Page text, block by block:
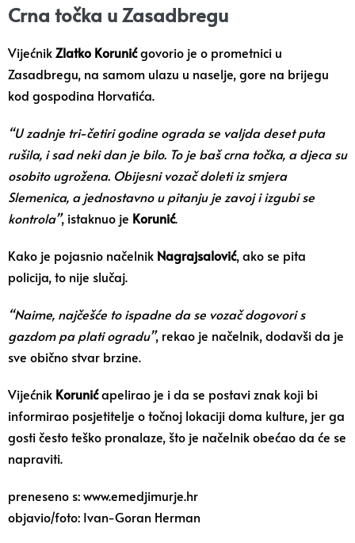
Crna točka u Zasadbregu
VijećnikZlatko Korunićgovorio je o prometnici u
Zasadbregu, na samom ulazu u naselje, gore na brijegu
kod gospodina Horvatića.
“U zadnje tri-četiri godine ograda se valjda deset puta
rušila, i sad neki dan je bilo. To je baš crna točka, a djeca su
osobito ugrožena. Obijesni vozač doleti iz smjera
Slemenica, a jednostavno u pitanju je zavoj i izgubi se
kontrola”, istaknuo je Korunić.
Kako je pojasnio načelnik Nagrajsalović, ako se pita
policija, to nije slučaj.
“Naime, najčešće to ispadne da se vozač dogovori s
gazdom pa plati ogradu”, rekao je načelnik, dodavši da je
sve obično stvar brzine.
Vijećnik Korunićapelirao je i da se postavi znak koji bi
informirao posjetitelje o točnoj lokaciji doma kulture, jer ga
gosti često teško pronalaze, što je načelnik obećao da će se
napraviti.
preneseno s: www.emedjimurje.hr
objavio/foto: Ivan-Goran Herman